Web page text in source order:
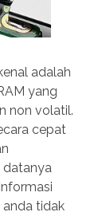
adalah
yang
non volatil.
cepat
datanya
anda tidak